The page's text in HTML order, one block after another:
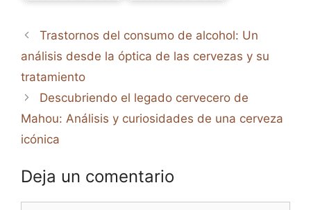
Trastornos del consumo de alcohol: Un
análisis desde la óptica de las cervezas y su
tratamiento
Descubriendo el legado cervecero de
Mahou: Análisis y curiosidades de una cerveza
icónica
Deja un comentario